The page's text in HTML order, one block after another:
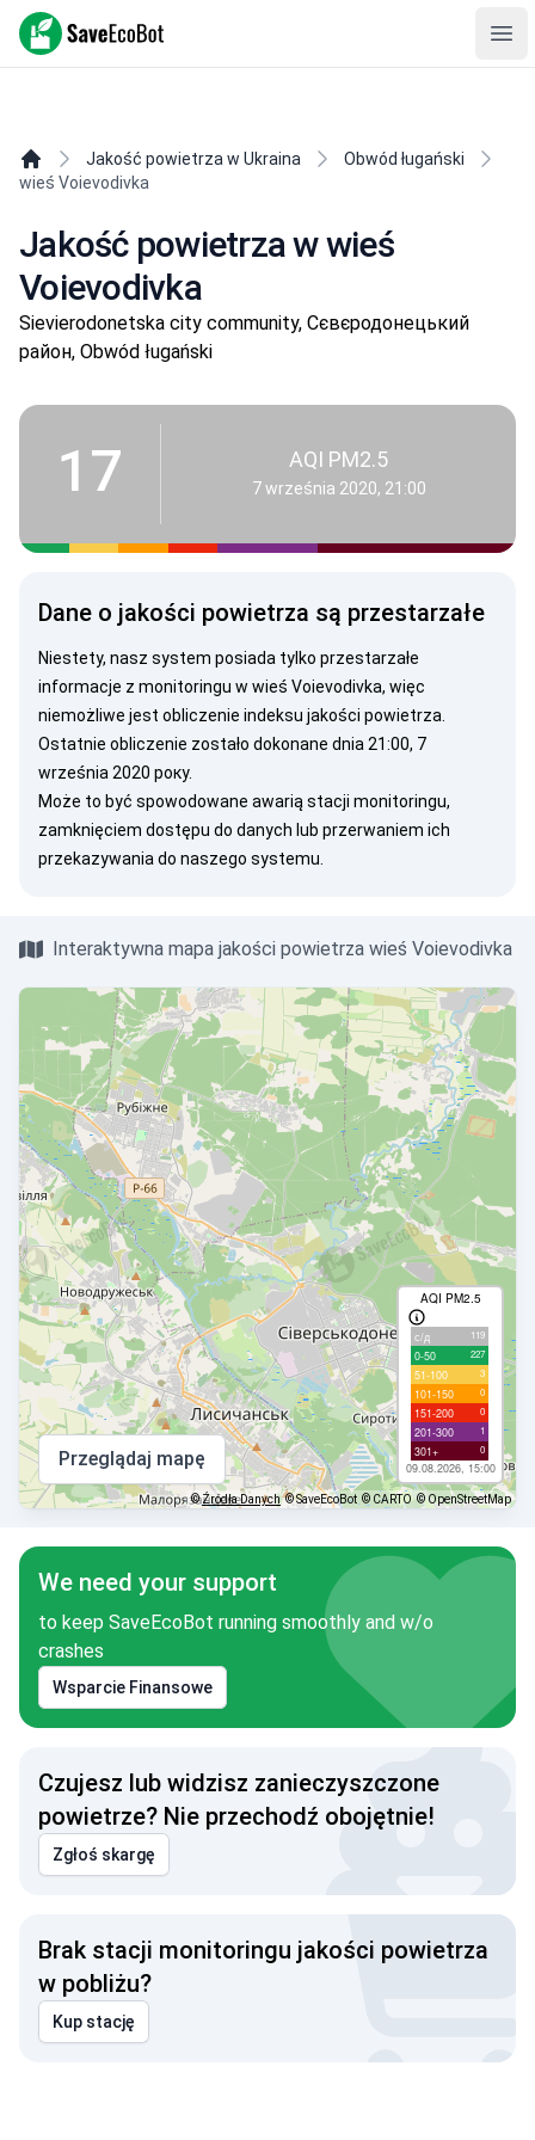
SaveEcoBot
Jakość powietrza w Ukraina
Obwód ługański
wieś Voievodivka
Jakość powietrza w wieś
Voievodivka
Sievierodonetska city community, Сєвєродонецький
район, Obwód ługański
17 AQI PM2.5
7 września 2020, 21:00
Dane o jakości powietrza są przestarzałe
Niestety, nasz system posiada tylko przestarzałe
informacje z monitoringu w wieś Voievodivka, więc
niemożliwe jest obliczenie indeksu jakości powietrza.
Ostatnie obliczenie zostało dokonane dnia 21:00, 7
września 2020 року.
Może to być spowodowane awarią stacji monitoringu,
zamknięciem dostępu do danych lub przerwaniem ich
przekazywania do naszego systemu.
Interaktywna mapa jakości powietrza wieś Voievodivka
AQI PM2.5
с/д 119
0-50 227
51-100 3
101-150 0
151-200 0
201-300 1
301+ 0
09.08.2026, 15:00
Przeglądaj mapę
©Źródła Danych © SaveEcoBot © CARTO © OpenStreetMap
We need your support
to keep SaveEcoBot running smoothly and w/o
crashes
Wsparcie Finansowe
Czujesz lub widzisz zanieczyszczone
powietrze? Nie przechodź obojętnie!
Zgłoś skargę
Brak stacji monitoringu jakości powietrza
w pobliżu?
Kup stację